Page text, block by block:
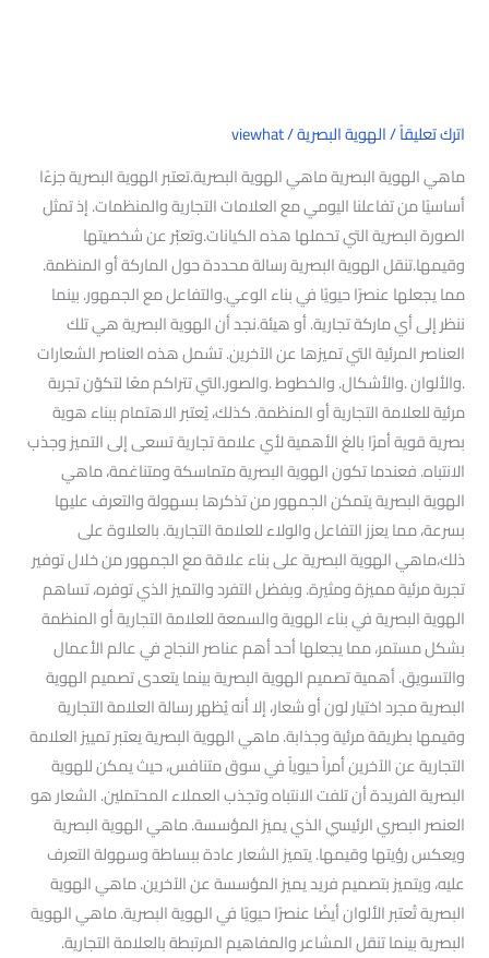
اترك تعليقاً/الهوية البصرية/
viewhat
ماهي الهوية البصرية ماهي الهوية البصرية.تعتبر الهوية البصرية جزءًا
أساسيًا من تفاعلنا اليومي مع العلامات التجارية والمنظمات. إذ تمثل
الصورة البصرية التي تحملها هذه الكيانات.وتعبّر عن شخصيتها
وقيمها.تنقل الهوية البصرية رسالة محددة حول الماركة أو المنظمة.
مما يجعلها عنصرًا حيويًا في بناء الوعي.والتفاعل مع الجمهور. بينما
ننظر إلى أي ماركة تجارية. أو هيئة.نجد أن الهوية البصرية هي تلك
العناصر المرئية التي تميزها عن الآخرين. تشمل هذه العناصر الشعارات
.والألوان .والأشكال. والخطوط .والصور.التي تتراكم معًا لتكوّن تجربة
مرئية للعلامة التجارية أو المنظمة. كذلك، يُعتبر الاهتمام ببناء هوية
بصرية قوية أمرًا بالغ الأهمية لأي علامة تجارية تسعى إلى التميز وجذب
الانتباه. فعندما تكون الهوية البصرية متماسكة ومتناغمة، ماهي
الهوية البصرية يتمكن الجمهور من تذكرها بسهولة والتعرف عليها
بسرعة، مما يعزز التفاعل والولاء للعلامة التجارية. بالعلاوة على
ذلك،ماهي الهوية البصرية على بناء علاقة مع الجمهور من خلال توفير
تجربة مرئية مميزة ومثيرة. وبفضل التفرد والتميز الذي توفره، تساهم
الهوية البصرية في بناء الهوية والسمعة للعلامة التجارية أو المنظمة
بشكل مستمر، مما يجعلها أحد أهم عناصر النجاح في عالم الأعمال
والتسويق. أهمية تصميم الهوية البصرية بينما يتعدى تصميم الهوية
البصرية مجرد اختيار لون أو شعار، إلا أنه يُظهر رسالة العلامة التجارية
وقيمها بطريقة مرئية وجذابة. ماهي الهوية البصرية يعتبر تمييز العلامة
التجارية عن الآخرين أمراً حيوياً في سوق متنافس، حيث يمكن للهوية
البصرية الفريدة أن تلفت الانتباه وتجذب العملاء المحتملين. الشعار هو
العنصر البصري الرئيسي الذي يميز المؤسسة. ماهي الهوية البصرية
ويعكس رؤيتها وقيمها. يتميز الشعار عادة ببساطة وسهولة التعرف
عليه، ويتميز بتصميم فريد يميز المؤسسة عن الآخرين. ماهي الهوية
البصرية تُعتبر الألوان أيضًا عنصرًا حيويًا في الهوية البصرية. ماهي الهوية
البصرية بينما تنقل المشاعر والمفاهيم المرتبطة بالعلامة التجارية.